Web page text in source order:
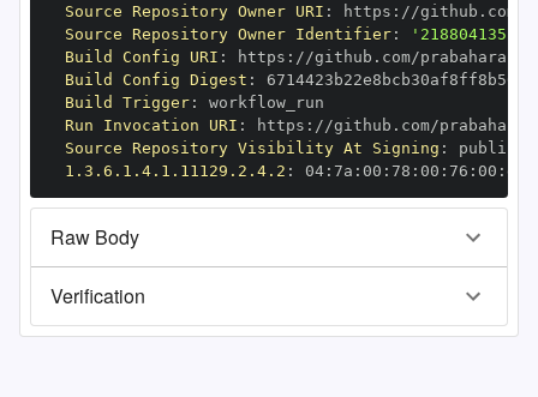
Source Repository Owner URI : https :
Source Repository Owner Identifier:
'218804135'
Build Config URI : https :
Build Config Digest :
Build Trigger:
Run Invocation URI : https :
Source Repository Visibility At Signing :
1.3.6.1.4.1.11129.2.4.2 : 04: 7a : 00 : 78 : 00 : 76 : 00 : dd
Raw Body
Verification